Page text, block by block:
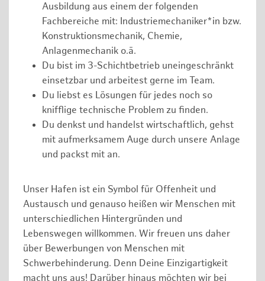
Ausbildung aus einem der folgenden
Fachbereiche mit: Industriemechaniker*in bzw.
Konstruktionsmechanik, Chemie,
Anlagenmechanik o.ä.
Du bist im 3-Schichtbetrieb uneingeschränkt
einsetzbar und arbeitest gerne im Team.
Du liebst es Lösungen für jedes noch so
knifflige technische Problem zu finden.
Du denkst und handelst wirtschaftlich, gehst
mit aufmerksamem Auge durch unsere Anlage
und packst mit an.
Unser Hafen ist ein Symbol für Offenheit und
Austausch und genauso heißen wir Menschen mit
unterschiedlichen Hintergründen und
Lebenswegen willkommen. Wir freuen uns daher
über Bewerbungen von Menschen mit
Schwerbehinderung. Denn Deine Einzigartigkeit
macht uns aus! Darüber hinaus möchten wir bei